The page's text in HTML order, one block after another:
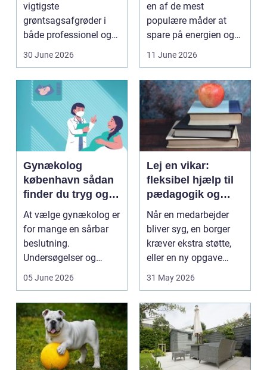
vigtigste
grøntsagsafgrøder i
både professionel og
hobbybaseret
30 June 2026
en af de mest
populære måder at
spare på energien og
få et bedre indeklima
11 June 2026
Gynækolog
københavn sådan
finder du tryg og
professionel hjælp
At vælge gynækolog er
for mange en sårbar
beslutning.
Undersøgelser og
behandlinger foregår i
05 June 2026
Lej en vikar:
fleksibel hjælp til
pædagogik og
sundhed
Når en medarbejder
bliver syg, en borger
kræver ekstra støtte,
eller en ny opgave
opstår fra dag til...
31 May 2026